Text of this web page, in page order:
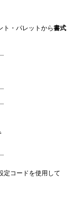
ト・パレットから書式
定コードを使用して